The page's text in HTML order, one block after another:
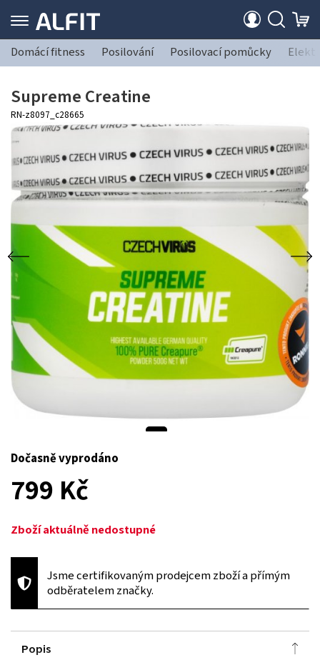
Domácí fitness Posilování Posilovací pomůcky
Supreme Creatine
RN-z8097_c28665
Dočasně vyprodáno
799 Kč
Zboží aktuálně nedostupné
Jsme certifikovaným prodejcem zboží a přímým
odběratelem značky.
Popis